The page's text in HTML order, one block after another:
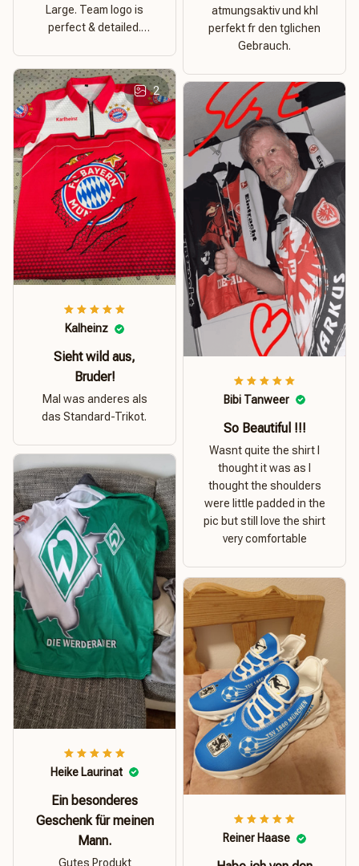
Large. Team logo is
perfect & detailed.
atmungsaktiv und khl
perfekt fr den tglichen
Gebrauch.
2
Kalheinz
Sieht wild aus,
Bruder!
Mal was anderes als
das Standard-Trikot.
Bibi Tanweer
So Beautiful !!!
Wasnt quite the shirt I
thought it was as I
thought the shoulders
were little padded in the
pic but still love the shirt
very comfortable
Heike Laurinat
Ein besonderes
Geschenk für meinen
Mann.
Gutes Produkt
Reiner Haase